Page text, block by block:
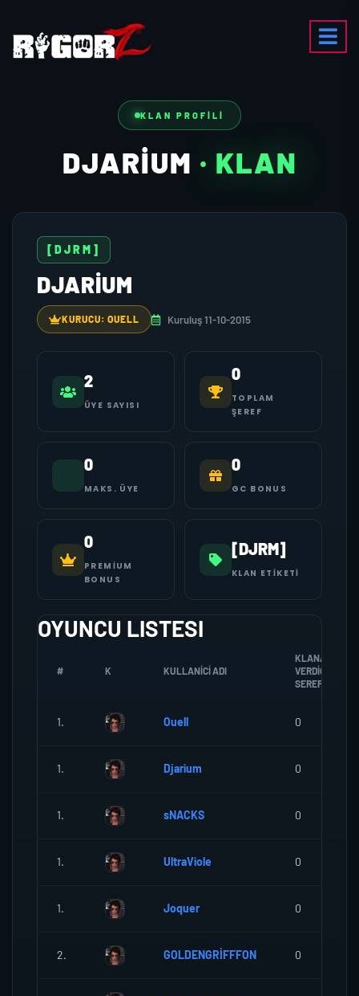
KLAN PROFILI
DJARIUM · KLAN
[DJRM]
DJARIUM
KURUCU: OUELL Kuruluş 11-10-2015
2
ÜYE SAYISI
0
TOPLAM
ŞEREF
0
MAKS. ÜYE
0
GC BONUS
0
PREMIUM
BONUS
[DJRM]
KLAN ETIKETI
OYUNCU LISTESI
# K KULLANICI ADI
KLANA
VERDIGI
SEREF
1. Ouell 0
1. Djarium 0
1. sNACKS 0
1. UltraViole 0
1. Joquer 0
2. GOLDENGRİFFFON 0